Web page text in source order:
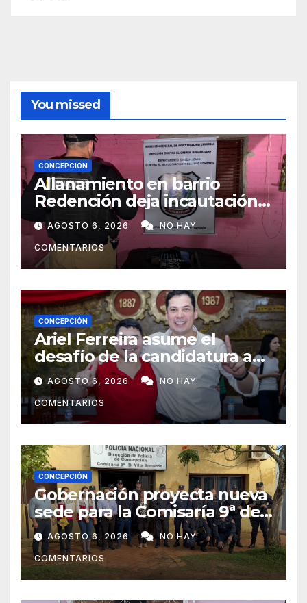
You missed
CONCEPCIÓN
Allanamiento en barrio
Redención deja incautación
de presunta cocaína tipo
crack en Concepción
AGOSTO 6, 2026 NO HAY
COMENTARIOS
CONCEPCIÓN
Ariel Ferreira asume el
desafío de la candidatura a
concejal tras la renuncia de
Lourdes Carduz
AGOSTO 6, 2026 NO HAY
COMENTARIOS
CONCEPCIÓN
Gobernación proyecta nueva
sede para la Comisaría 9ª de
Villa Armando tras verificar
las condiciones edilicias
AGOSTO 6, 2026 NO HAY
COMENTARIOS